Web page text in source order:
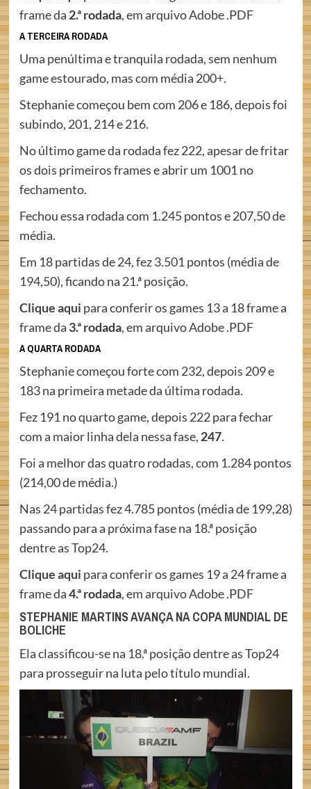
frame da 2.ª rodada, em arquivo Adobe .PDF
A TERCEIRA RODADA
Uma penúltima e tranquila rodada, sem nenhum
game estourado, mas com média 200+.
Stephanie começou bem com 206 e 186, depois foi
subindo, 201, 214 e 216.
No último game da rodada fez 222, apesar de fritar
os dois primeiros frames e abrir um 1001 no
fechamento.
Fechou essa rodada com 1.245 pontos e 207,50 de
média.
Em 18 partidas de 24, fez 3.501 pontos (média de
194,50), ficando na 21.ª posição.
Clique aqui para conferir os games 13 a 18 frame a
frame da 3.ª rodada, em arquivo Adobe .PDF
A QUARTA RODADA
Stephanie começou forte com 232, depois 209 e
183 na primeira metade da última rodada.
Fez 191 no quarto game, depois 222 para fechar
com a maior linha dela nessa fase, 247.
Foi a melhor das quatro rodadas, com 1.284 pontos
(214,00 de média.)
Nas 24 partidas fez 4.785 pontos (média de 199,28)
passando para a próxima fase na 18.ª posição
dentre as Top24.
Clique aqui para conferir os games 19 a 24 frame a
frame da4.ª rodada, em arquivo Adobe .PDF
STEPHANIE MARTINS AVANÇA NA COPA MUNDIAL DE
BOLICHE
Ela classificou-se na 18.ª posição dentre as Top24
para prosseguir na luta pelo título mundial.